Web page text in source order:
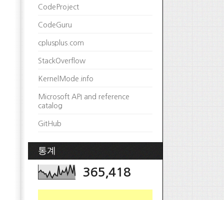
CodeProject
CodeGuru
cplusplus.com
StackOverflow
KernelMode.info
Microsoft API and reference
catalog
GitHub
통계
365,418